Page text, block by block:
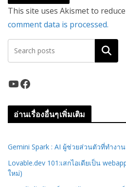
This site uses Akismet to
comment data is processed.
ค้นหา
YouTube Facebook
อ่านเรื่องอื่นๆเพิ่มเติม
Gemini Spark : AI ผู้ช่วยส่วนตัวที่ทำ
Lovable.dev 101:เสกไอเดียเป็น
ใหม่)